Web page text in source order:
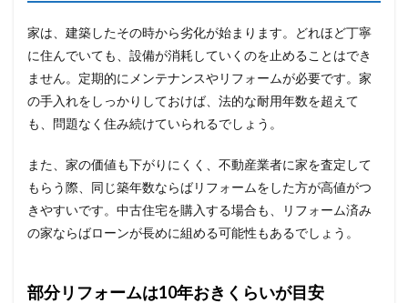
家は、建築したその時から劣化が始まります。どれほど丁寧
に住んでいても、設備が消耗していくのを止めることはでき
ません。定期的にメンテナンスやリフォームが必要です。家
の手入れをしっかりしておけば、法的な耐用年数を超えて
も、問題なく住み続けていられるでしょう。
また、家の価値も下がりにくく、不動産業者に家を査定して
もらう際、同じ築年数ならばリフォームをした方が高値がつ
きやすいです。中古住宅を購入する場合も、リフォーム済み
の家ならばローンが長めに組める可能性もあるでしょう。
部分リフォームは10年おきくらいが目安